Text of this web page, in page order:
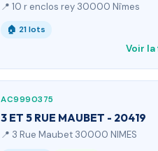
📍 10 r enclos rey 30000 Nîmes
🏠 21 lots
Voir
AC9990375
3 ET 5 RUE MAUBET - 20419
📍 3 Rue Maubet 30000 NIMES